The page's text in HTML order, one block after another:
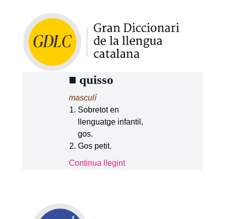
■ quisso
masculí
Sobretot en
llenguatge infantil,
gos.
Gos petit.
Continua llegint